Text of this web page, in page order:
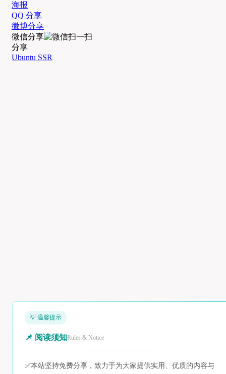
海报
QQ 分享
微博分享
微信分享
分享
Ubuntu SSR
💡 温馨提示
📌 阅读须知Rules & Notice
✅本站坚持免费分享，致力于为大家提供实用、优质的内容与